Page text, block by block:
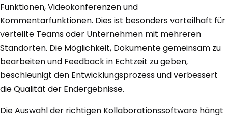
Funktionen, Videokonferenzen und
Kommentarfunktionen. Dies ist besonders vorteilhaft für
verteilte Teams oder Unternehmen mit mehreren
Standorten. Die Möglichkeit, Dokumente gemeinsam zu
bearbeiten und Feedback in Echtzeit zu geben,
beschleunigt den Entwicklungsprozess und verbessert
die Qualität der Endergebnisse.
Die Auswahl der richtigen Kollaborationssoftware hängt